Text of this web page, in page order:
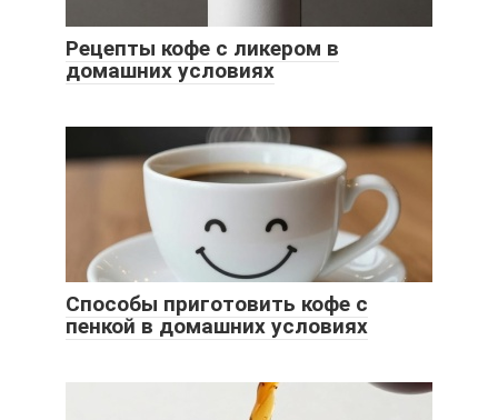
Рецепты кофе с ликером в
домашних условиях
Способы приготовить кофе с
пенкой в домашних условиях